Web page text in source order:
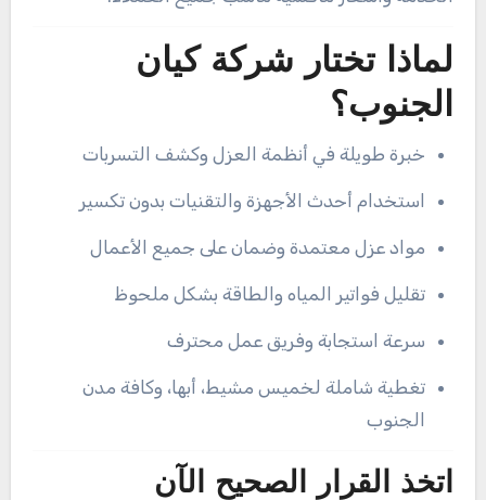
لماذا تختار شركة كيان
الجنوب؟
خبرة طويلة في أنظمة العزل وكشف التسربات
استخدام أحدث الأجهزة والتقنيات بدون تكسير
مواد عزل معتمدة وضمان على جميع الأعمال
تقليل فواتير المياه والطاقة بشكل ملحوظ
سرعة استجابة وفريق عمل محترف
تغطية شاملة لخميس مشيط، أبها، وكافة مدن
الجنوب
اتخذ القرار الصحيح الآن